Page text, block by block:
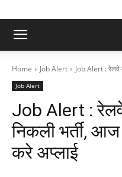
Home Job Alert Job Alert : रेलवे
Job Alert
Job Alert :
निकली भर्ती,
करे अप्लाई